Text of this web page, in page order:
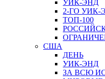
УИК-ЭНД
2-ГО УИК-
ТОП-100
США
ДЕНЬ
УИК-ЭНД
ЗА ВСЮ